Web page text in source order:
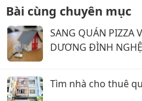
Bài cùng chuyên mục
SANG QUÁN PIZZA
DƯƠNG ĐÌNH
Tìm nhà cho thuê